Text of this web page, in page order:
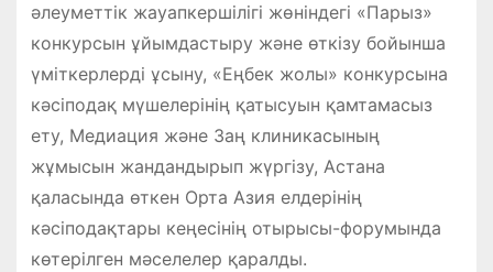
әлеуметтік жауапкершілігі жөніндегі «Парыз»
конкурсын ұйымдастыру және өткізу бойынша
үміткерлерді ұсыну, «Еңбек жолы» конкурсына
кәсіподақ мүшелерінің қатысуын қамтамасыз
ету, Медиация және Заң клиникасының
жұмысын жандандырып жүргізу, Астана
қаласында өткен Орта Азия елдерінің
кәсіподақтары кеңесінің отырысы-форумында
көтерілген мәселелер қаралды.